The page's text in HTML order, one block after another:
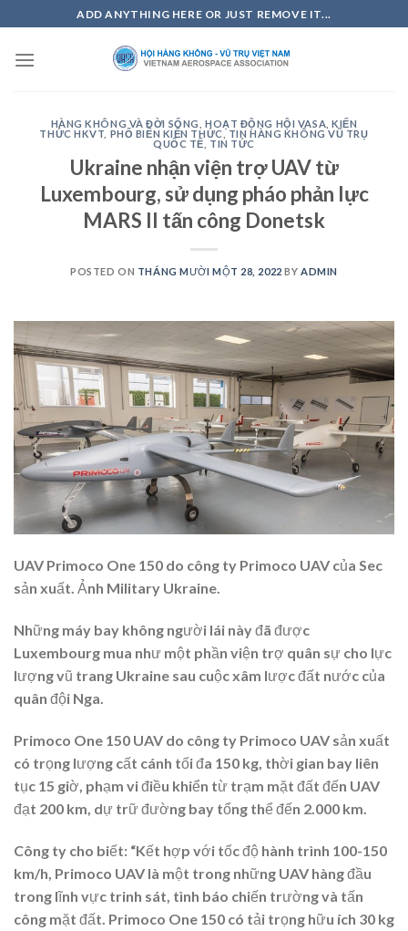
to
content
ADD ANYTHING HERE OR JUST REMOVE IT...
HÀNG KHÔNG VÀ ĐỜI SỐNG HOẠT ĐỘNG HỘI VASA ,KIẾN
THỨC HKVT PHỔ BIẾN KIẾN THỨC , TIN HÀNG KHÔNG VŨ TRỤ
QUỐC TẾ
TIN TỨC
Ukraine nhận viện trợ UAV từ
Luxembourg, sử dụng pháo phản lực
MARS II tấn công Donetsk
POSTED ON THÁNG MƯỜI MỘT 28, 2022 BY ADMIN
UAV Primoco One 150 do công ty Primoco UAV của Sec
sản xuất. Ảnh Military Ukraine.
Những máy bay không người lái này đã được
Luxembourg mua như một phần viện trợ quân sự cho lực
lượng vũ trang Ukraine sau cuộc xâm lược đất nước của
quân đội Nga.
Primoco One 150 UAV do công ty Primoco UAV sản xuất
có trọng lượng cất cánh tối đa 150 kg, thời gian bay liên
tục 15 giờ, phạm vi điều khiển từ trạm mặt đất đến UAV
đạt 200 km, dự trữ đường bay tổng thể đến 2.000 km.
Công ty cho biết: “Kết hợp với tốc độ hành trình 100-150
km/h, Primoco UAV là một trong những UAV hàng đầu
trong lĩnh vực trinh sát, tình báo chiến trường và tấn
công mặt đất. Primoco One 150 có tải trọng hữu ích 30 kg